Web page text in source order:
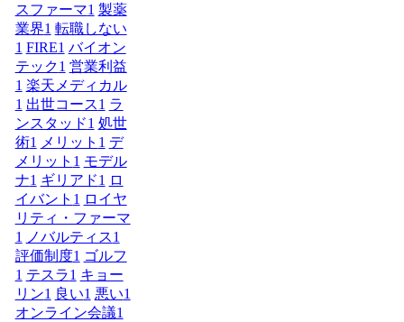
スファーマ1 製薬
業界1 転職しない
1 FIRE1 バイオン
テック1 営業利益
1 楽天メディカル
1 出世コース1 ラ
ンスタッド1 処世
術1 メリット 1 デ
メリット 1 モデル
ナ1 ギリアド1 ロ
イバント 1 ロイヤ
リティ・ファーマ
1
ノバルティス1
評価制度1 ゴルフ
1 テスラ1 キョー
リン1 良い1 悪い1
オンライン会議1